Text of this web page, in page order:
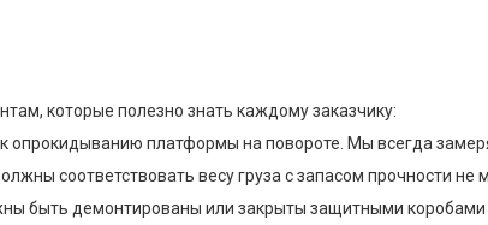
которые полезно знать каждому заказчику:
опрокидыванию платформы на повороте. Мы всегда
соответствовать весу груза с запасом прочности не
быть демонтированы или закрыты защитными коробами